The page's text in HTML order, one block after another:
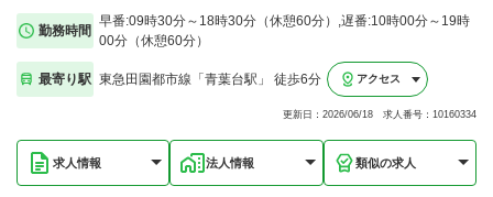
勤務時間
早番:09時30分～18時30分（休憩60分）,遅番:10時00分～19時
00分（休憩60分）
最寄り駅 東急田園都市線「青葉台駅」 徒歩6分 アクセス
更新日：2026/06/18 求人番号：10160334
求人情報 法人情報 類似の求人